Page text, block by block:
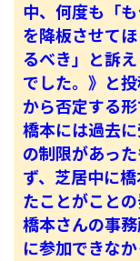
中、何度も「
を降板させて
るべき」と訴
でした。》と
から否定する
橋本には過去
の制限があっ
ず、芝居中に
たことがことの
橋本さんの事
に参加できな